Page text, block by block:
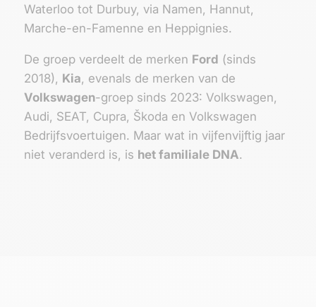
Waterloo tot Durbuy, via Namen, Hannut,
Marche-en-Famenne en Heppignies.
De groep verdeelt de merken Ford (sinds
2018), Kia, evenals de merken van de
Volkswagen-groep sinds 2023: Volkswagen,
Audi, SEAT, Cupra, Škoda en Volkswagen
Bedrijfsvoertuigen. Maar wat in vijfenvijftig jaar
niet veranderd is, is het familiale DNA.